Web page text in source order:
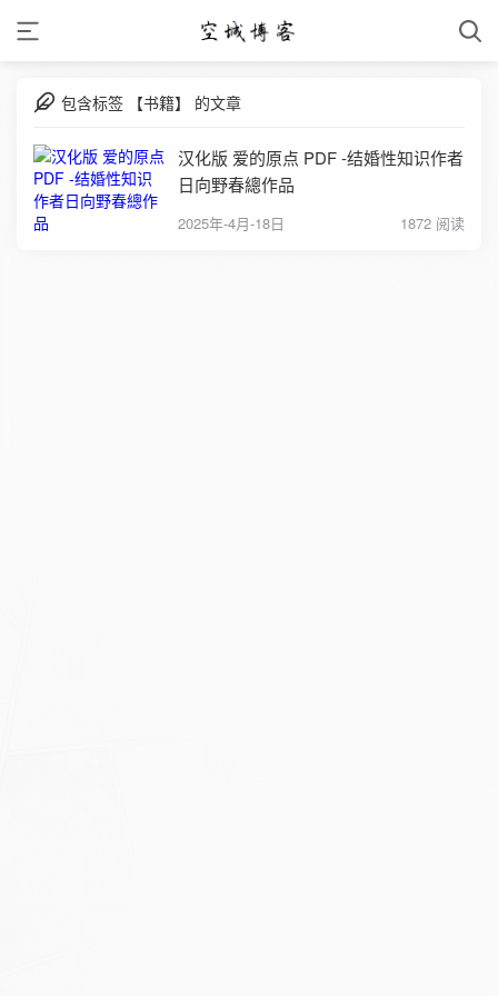
包含标签 【书籍】 的文章
汉化版 爱的原点 PDF -结婚性知识作者
日向野春總作品
2025年-4月-18日 1872 阅读